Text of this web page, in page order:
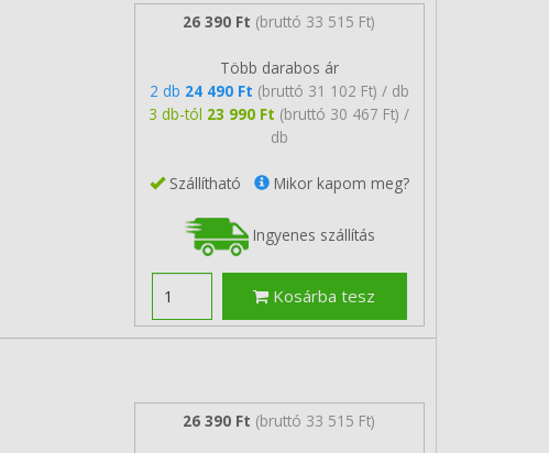
26 390 Ft (bruttó 33 515 Ft)
Több darabos ár
2 db 24 490 Ft (bruttó 31 102 Ft) / db
3 db-tól 23 990 Ft (bruttó 30 467 Ft) /
db
Szállítható Mikor kapom meg?
Ingyenes szállítás
Kosárba tesz
26 390 Ft (bruttó 33 515 Ft)